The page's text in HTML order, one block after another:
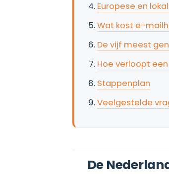
Europese en
Wat kost e-
De vijf meest
Hoe verloopt
Stappenplan
Veelgestelde
De